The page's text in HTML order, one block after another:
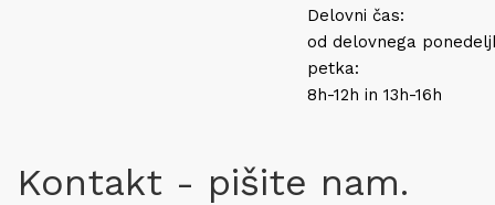
Delovni čas:
od delovnega
petka:
8h-12h in 13h-16h
Kontakt - pišite nam.